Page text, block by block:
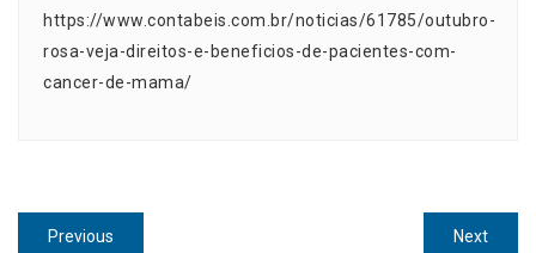
https://www.contabeis.com.br/noticias/61785/outubro-
rosa-veja-direitos-e-beneficios-de-pacientes-com-
cancer-de-mama/
Navegação
Previous NextNext